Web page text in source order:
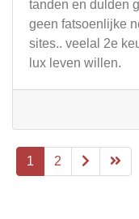
tanden en dulden
geen fatsoenlijke
sites.. veelal 2e
lux leven willen.
1 2